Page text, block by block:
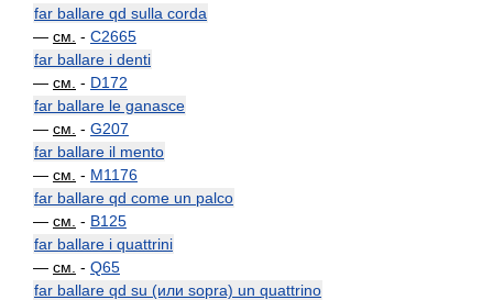
far ballare qd sulla corda
— см. - C2665
far ballare i denti
— см. - D172
far ballare le ganasce
— см. - G207
far ballare il mento
— см. - M1176
far ballare qd come un palco
— см. - B125
far ballare i quattrini
— см. - Q65
far ballare qd su (или sopra) un quattrino